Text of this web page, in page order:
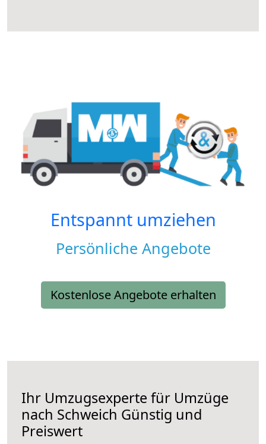
Entspannt umziehen
Persönliche Angebote
Kostenlose Angebote erhalten
Ihr Umzugsexperte für Umzüge
nach Schweich Günstig und
Preiswert